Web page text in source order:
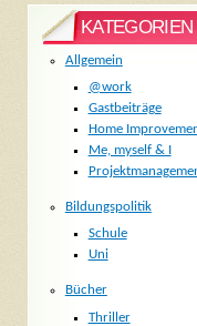
KATEGORIEN
Allgemein
@work
Gastbeiträge
Home
Me, myself & I
Bildungspolitik
Schule
Uni
Bücher
Thriller